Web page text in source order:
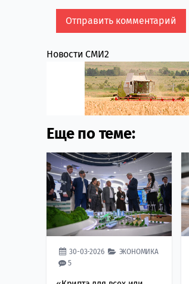
Новости СМИ2
Еще по теме:
30-03-2026
ЭКОНОМИКА
5